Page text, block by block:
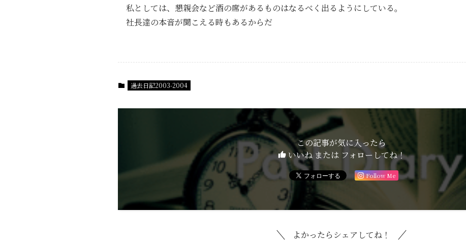
私としては、懇親会など酒の席があるものはなるべく出るようにしている。
社長達の本音が聞こえる時もあるからだ
過去日記2003-2004
この記事が気に入ったら
いいね または フォローしてね！
Follow Me
よかったらシェアしてね！